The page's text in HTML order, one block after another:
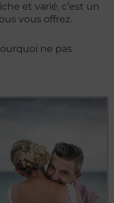
et varié, c’est un
vous offrez.
ne pas